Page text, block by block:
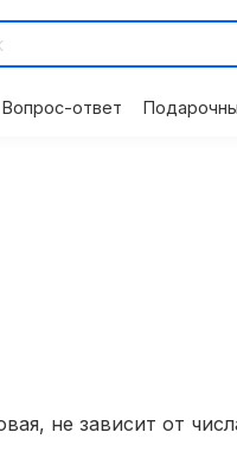
Вопрос-ответ
не зависит от